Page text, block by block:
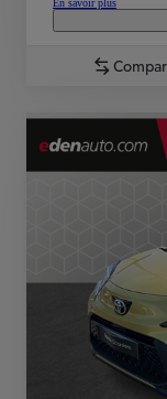
En savoir plus